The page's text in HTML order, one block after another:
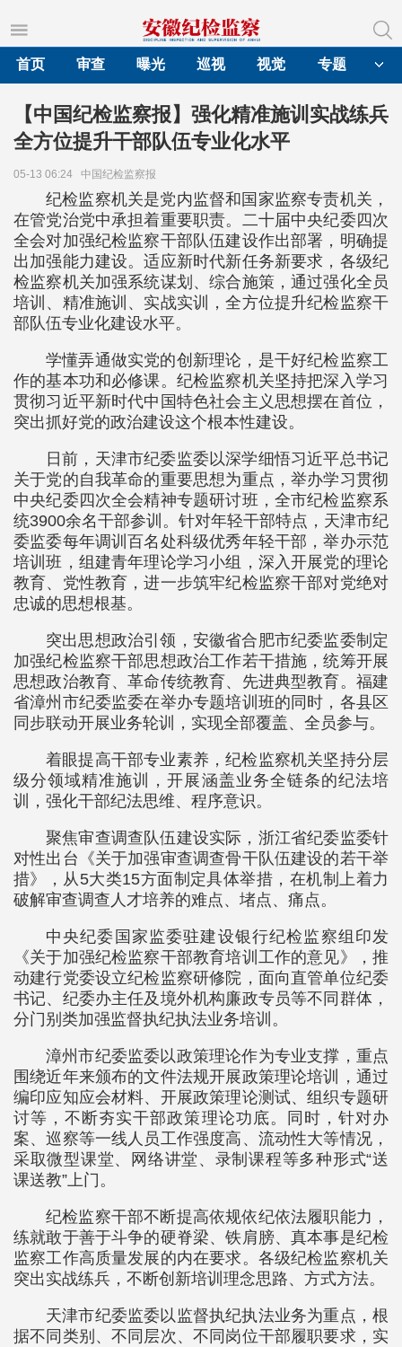
首页
审查 曝光 巡视 视觉 专题
【中国纪检监察报】强化精准施训实战练兵
全方位提升干部队伍专业化水平
05-13 06:24 中国纪检监察报
纪检监察机关是党内监督和国家监察专责机关，
在管党治党中承担着重要职责。二十届中央纪委四次
全会对加强纪检监察干部队伍建设作出部署，明确提
出加强能力建设。适应新时代新任务新要求，各级纪
检监察机关加强系统谋划、综合施策，通过强化全员
培训、精准施训、实战实训，全方位提升纪检监察干
部队伍专业化建设水平。
学懂弄通做实党的创新理论，是干好纪检监察工
作的基本功和必修课。纪检监察机关坚持把深入学习
贯彻习近平新时代中国特色社会主义思想摆在首位，
突出抓好党的政治建设这个根本性建设。
日前，天津市纪委监委以深学细悟习近平总书记
关于党的自我革命的重要思想为重点，举办学习贯彻
中央纪委四次全会精神专题研讨班，全市纪检监察系
统3900余名干部参训。针对年轻干部特点，天津市纪
委监委每年调训百名处科级优秀年轻干部，举办示范
培训班，组建青年理论学习小组，深入开展党的理论
教育、党性教育，进一步筑牢纪检监察干部对党绝对
忠诚的思想根基。
突出思想政治引领，安徽省合肥市纪委监委制定
加强纪检监察干部思想政治工作若干措施，统筹开展
思想政治教育、革命传统教育、先进典型教育。福建
省漳州市纪委监委在举办专题培训班的同时，各县区
同步联动开展业务轮训，实现全部覆盖、全员参与。
着眼提高干部专业素养，纪检监察机关坚持分层
级分领域精准施训，开展涵盖业务全链条的纪法培
训，强化干部纪法思维、程序意识。
聚焦审查调查队伍建设实际，浙江省纪委监委针
对性出台《关于加强审查调查骨干队伍建设的若干举
措》，从5大类15方面制定具体举措，在机制上着力
破解审查调查人才培养的难点、堵点、痛点。
中央纪委国家监委驻建设银行纪检监察组印发
《关于加强纪检监察干部教育培训工作的意见》，推
动建行党委设立纪检监察研修院，面向直管单位纪委
书记、纪委办主任及境外机构廉政专员等不同群体，
分门别类加强监督执纪执法业务培训。
漳州市纪委监委以政策理论作为专业支撑，重点
围绕近年来颁布的文件法规开展政策理论培训，通过
编印应知应会材料、开展政策理论测试、组织专题研
讨等，不断夯实干部政策理论功底。同时，针对办
案、巡察等一线人员工作强度高、流动性大等情况，
采取微型课堂、网络讲堂、录制课程等多种形式“送
课送教”上门。
纪检监察干部不断提高依规依纪依法履职能力，
练就敢于善于斗争的硬脊梁、铁肩膀、真本事是纪检
监察工作高质量发展的内在要求。各级纪检监察机关
突出实战练兵，不断创新培训理念思路、方式方法。
天津市纪委监委以监督执纪执法业务为重点，根
据不同类别、不同层次、不同岗位干部履职要求，实